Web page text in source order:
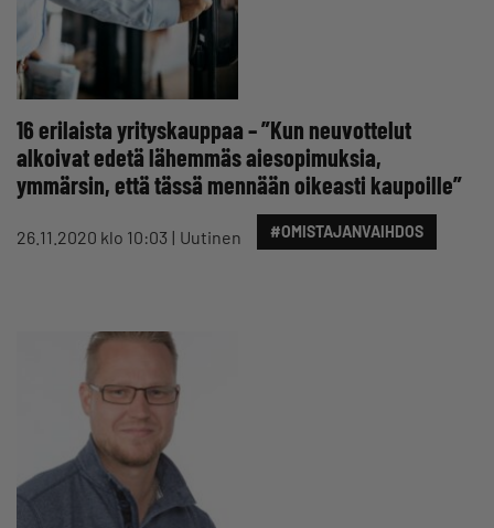
16 erilaista yrityskauppaa – ”Kun neuvottelut
alkoivat edetä lähemmäs aiesopimuksia,
ymmärsin, että tässä mennään oikeasti kaupoille”
26.11.2020 klo 10:03 Uutinen #OMISTAJANVAIHDOS